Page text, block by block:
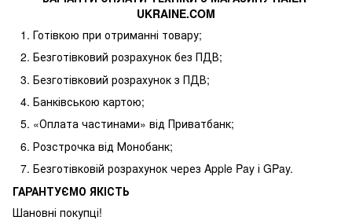
UKRAINE.COM
Готівкою при отриманні товару;
Безготівковий розрахунок без ПДВ;
Безготівковий розрахунок з ПДВ;
Банківською картою;
«Оплата частинами» від Приватбанк;
Розстрочка від Монобанк;
Безготівковій розрахунок через Apple Pay і GPay.
ГАРАНТУЄМО ЯКІСТЬ
Шановні покупці!